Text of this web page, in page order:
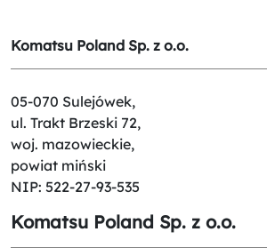
Komatsu Poland Sp. z o.o.
05-070 Sulejówek,
ul. Trakt Brzeski 72,
woj. mazowieckie,
powiat miński
NIP: 522-27-93-535
Komatsu Poland Sp. z o.o.